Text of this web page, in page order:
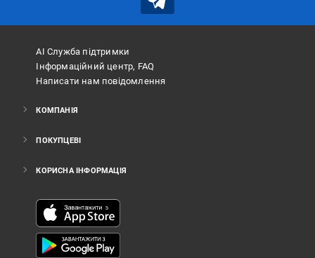
АІ Служба підтримки
Інформаційний центр, FAQ
Написати нам повідомлення
КОМПАНІЯ
ПОКУПЦЕВІ
КОРИСНА ІНФОРМАЦІЯ